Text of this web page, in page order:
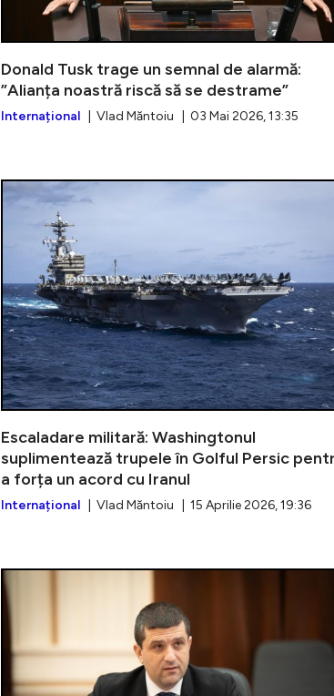
Donald Tusk trage un semnal de alarmă:
”Alianța noastră riscă să se destrame”
Internațional | Vlad Măntoiu | 03 Mai 2026, 13:35
Escaladare militară: Washingtonul
suplimentează trupele în Golful Persic
a forța un acord cu Iranul
Internațional | Vlad Măntoiu | 15 Aprilie 2026, 19:36